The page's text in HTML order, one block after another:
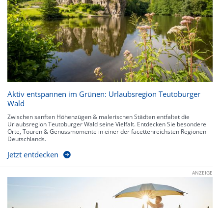
Aktiv entspannen im Grünen: Urlaubsregion Teutoburger
Wald
Zwischen sanften Höhenzügen & malerischen Städten entfaltet die
Urlaubsregion Teutoburger Wald seine Vielfalt. Entdecken Sie besondere
Orte, Touren & Genussmomente in einer der facettenreichsten Regionen
Deutschlands.
Jetzt entdecken
ANZEIGE